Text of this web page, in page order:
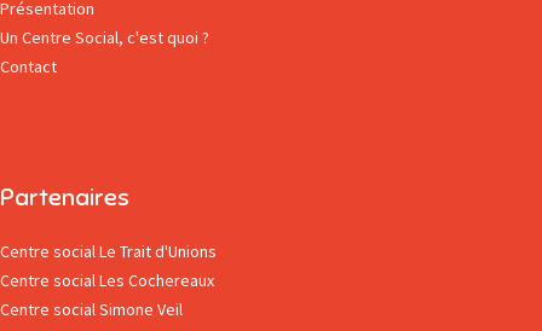
Présentation
Un Centre Social, c'est quoi ?
Contact
Partenaires
Centre social Le Trait d'Unions
Centre social Les Cochereaux
Centre social Simone Veil